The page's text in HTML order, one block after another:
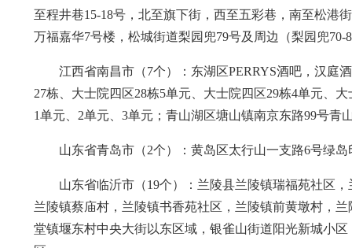
至程井巷15-18号，北至旗下街，西至五彩巷，南至松港
万福嘉华7号楼，松城街道梨园兜79号及周边（梨园兜70-
江西省南昌市（7个）：东湖区PERRYS酒吧，汉庭
27栋、大士院四区28栋5单元、大士院四区29栋4单元、
1单元、2单元、3单元；青山湖区塘山镇南京东路99号青
山东省青岛市（2个）：黄岛区太行山一支路6号绿
山东省临沂市（19个）：兰陵县兰陵镇瑞福苑社区
兰陵镇蔡庙村，兰陵镇书香苑社区，兰陵镇前黄墩村，
堂镇堰东村中央大街以东区域，银雀山街道阳光新城小